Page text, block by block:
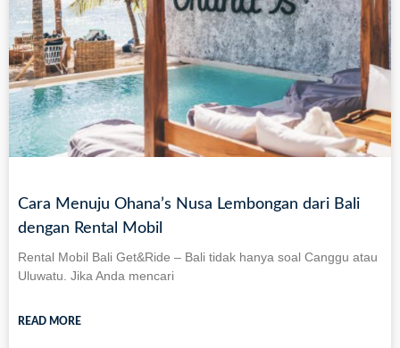
Cara Menuju Ohana’s Nusa Lembongan dari Bali
dengan Rental Mobil
Rental Mobil Bali Get&Ride – Bali tidak hanya soal Canggu atau
Uluwatu. Jika Anda mencari
READ MORE